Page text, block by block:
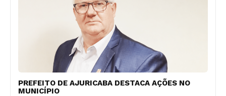
PREFEITO DE AJURICABA DESTACA AÇÕES NO
MUNICÍPIO